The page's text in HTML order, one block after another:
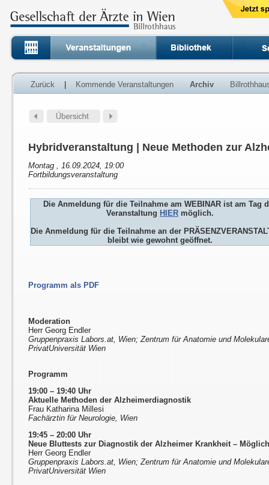
Zurück Kommende Veranstaltungen Archiv
Hybridveranstaltung | Neue Methoden zur
Montag , 16.09.2024, 19:00
Fortbildungsveranstaltung
Die Anmeldung für die Teilnahme am WEBINAR ist am Tag
Veranstaltung HIER möglich.
Die Anmeldung für die Teilnahme an der
bleibt wie gewohnt geöffnet.
Programm als PDF
Moderation
Herr Georg Endler
Gruppenpraxis Labors.at, Wien; Zentrum für Anatomie und
PrivatUniversität Wien
Programm
19:00 – 19:40 Uhr
Aktuelle Methoden der Alzheimerdiagnostik
Frau Katharina Millesi
Fachärztin für Neurologie, Wien
19:45 – 20:00 Uhr
Neue Bluttests zur Diagnostik der Alzheimer Krankheit –
Herr Georg Endler
Gruppenpraxis Labors.at, Wien; Zentrum für Anatomie und
PrivatUniversität Wien